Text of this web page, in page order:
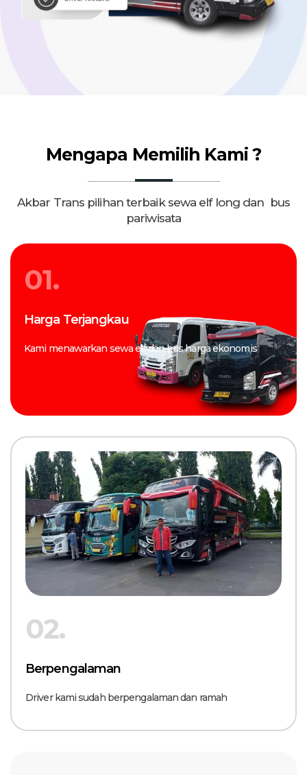
Mengapa Memilih Kami ?
Akbar Trans pilihan terbaik sewa elf long dan bus
pariwisata
01.
Harga Terjangkau
Kami menawarkan sewa elf dan bus harga ekonomis
02.
Berpengalaman
Driver kami sudah berpengalaman dan ramah